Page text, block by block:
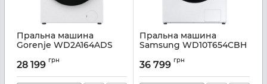
Пральна машина
Gorenje WD2A164ADS
28 199 грн
Пральна машина
Samsung WD10T654CBH
36 799 грн